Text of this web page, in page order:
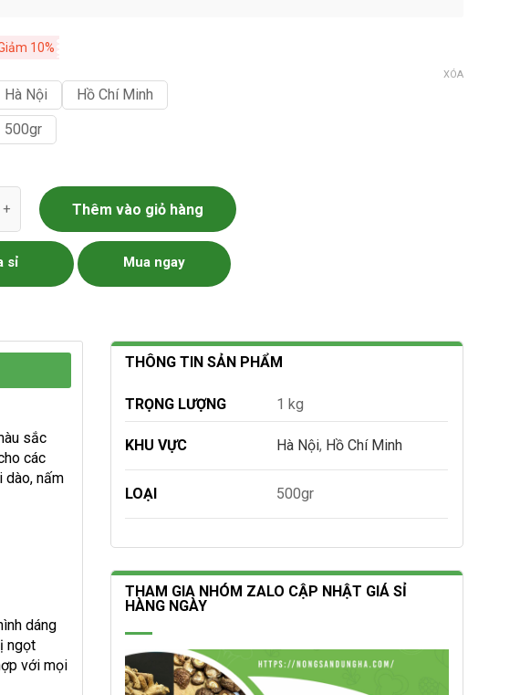
10%
Hà Nội
Hồ Chí Minh
500gr
XÓA
Hoàng Kim số lượng
Thêm vào giỏ hàng
sỉ Mua ngay
sắc
các
dào, nấm
dáng
ngọt
với mọi
THÔNG TIN SẢN PHẨM
TRỌNG LƯỢNG 1 kg
KHU VỰC Hà Nội, Hồ Chí Minh
LOẠI 500gr
THAM GIA NHÓM ZALO CẬP NHẬT GIÁ SỈ
HÀNG NGÀY